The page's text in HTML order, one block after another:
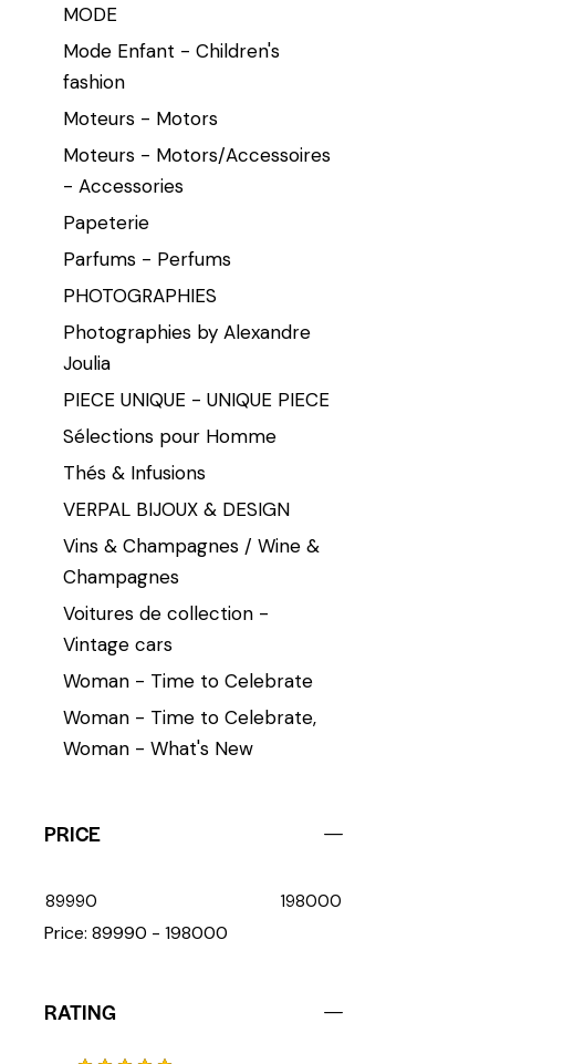
MODE
Mode Enfant - Children's
fashion
Moteurs - Motors
Moteurs - Motors/Accessoires
- Accessories
Papeterie
Parfums - Perfums
PHOTOGRAPHIES
Photographies by Alexandre
Joulia
PIECE UNIQUE - UNIQUE PIECE
Sélections pour Homme
Thés & Infusions
VERPAL BIJOUX & DESIGN
Vins & Champagnes / Wine &
Champagnes
Voitures de collection -
Vintage cars
Woman - Time to Celebrate
Woman - Time to Celebrate,
Woman - What's New
PRICE
89990 198000
Price: 89990 - 198000
RATING